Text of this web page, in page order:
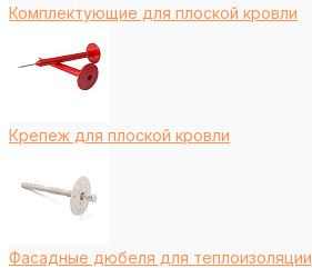
Комплектующие для плоской кровли
Крепеж для плоской кровли
Фасадные дюбеля для теплоизоляции